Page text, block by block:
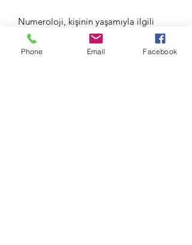
Numeroloji, kişinin yaşamıyla ilgili
sayıların incelenmesidir. yorumlamak
için kullanılabilir
bir kişinin karakterini,
Phone Email Facebook